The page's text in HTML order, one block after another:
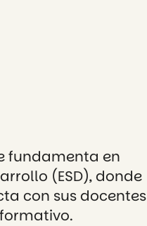
fundamenta en
(ESD), donde
con sus docentes